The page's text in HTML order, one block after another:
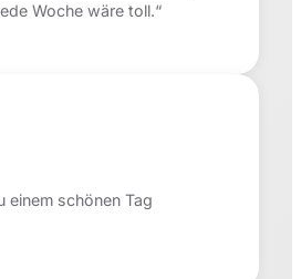
Woche wäre toll.“
einem schönen Tag